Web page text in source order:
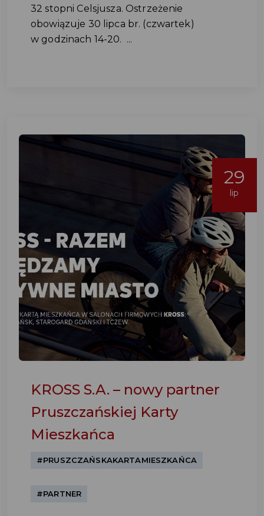
32 stopni Celsjusza. Ostrzeżenie
obowiązuje 30 lipca br. (czwartek)
w godzinach 14-20. ...
29
lip
KROSS S.A. – nowy partner
Pruszczańskiej Karty
Mieszkańca
#PRUSZCZAŃSKAKARTAMIESZKAŃCA
#PARTNER